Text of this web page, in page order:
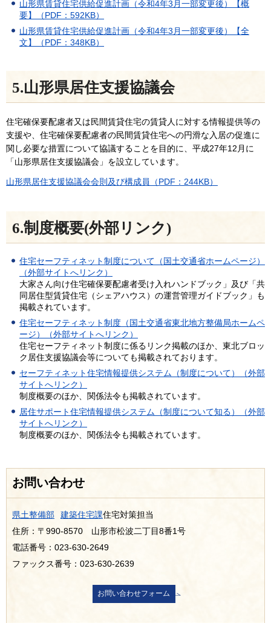
山形県賃貸住宅供給促進計画（令和4年3月一部変更後）【概
要】（PDF：592KB）
山形県賃貸住宅供給促進計画（令和4年3月一部変更後）【全
文】（PDF：348KB）
5.山形県居住支援協議会
住宅確保要配慮者又は民間賃貸住宅の賃貸人に対する情報提供等の
支援や、住宅確保要配慮者の民間賃貸住宅への円滑な入居の促進に
関し必要な措置について協議することを目的に、平成27年12月に
「山形県居住支援協議会」を設立しています。
山形県居住支援協議会会則及び構成員（PDF：244KB）
6.制度概要(外部リンク)
住宅セーフティネット制度について（国土交通省ホームページ）
（外部サイトへリンク）
大家さん向け住宅確保要配慮者受け入れハンドブック」及び「共
同居住型賃貸住宅（シェアハウス）の運営管理ガイドブック」も
掲載されています。
住宅セーフティネット制度（国土交通省東北地方整備局ホームペ
ージ）（外部サイトへリンク）
住宅セーフティネット制度に係るリンク掲載のほか、東北ブロッ
ク居住支援協議会等についても掲載されております。
セーフティネット住宅情報提供システム（制度について）（外部
サイトへリンク）
制度概要のほか、関係法令も掲載されています。
居住サポート住宅情報提供システム（制度について知る）（外部
サイトへリンク）
制度概要のほか、関係法令も掲載されています。
お問い合わせ
県土整備部 建築住宅課住宅対策担当
住所：〒990-8570 山形市松波二丁目8番1号
電話番号：023-630-2649
ファックス番号：023-630-2639